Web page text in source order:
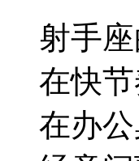
射手
在快
在办